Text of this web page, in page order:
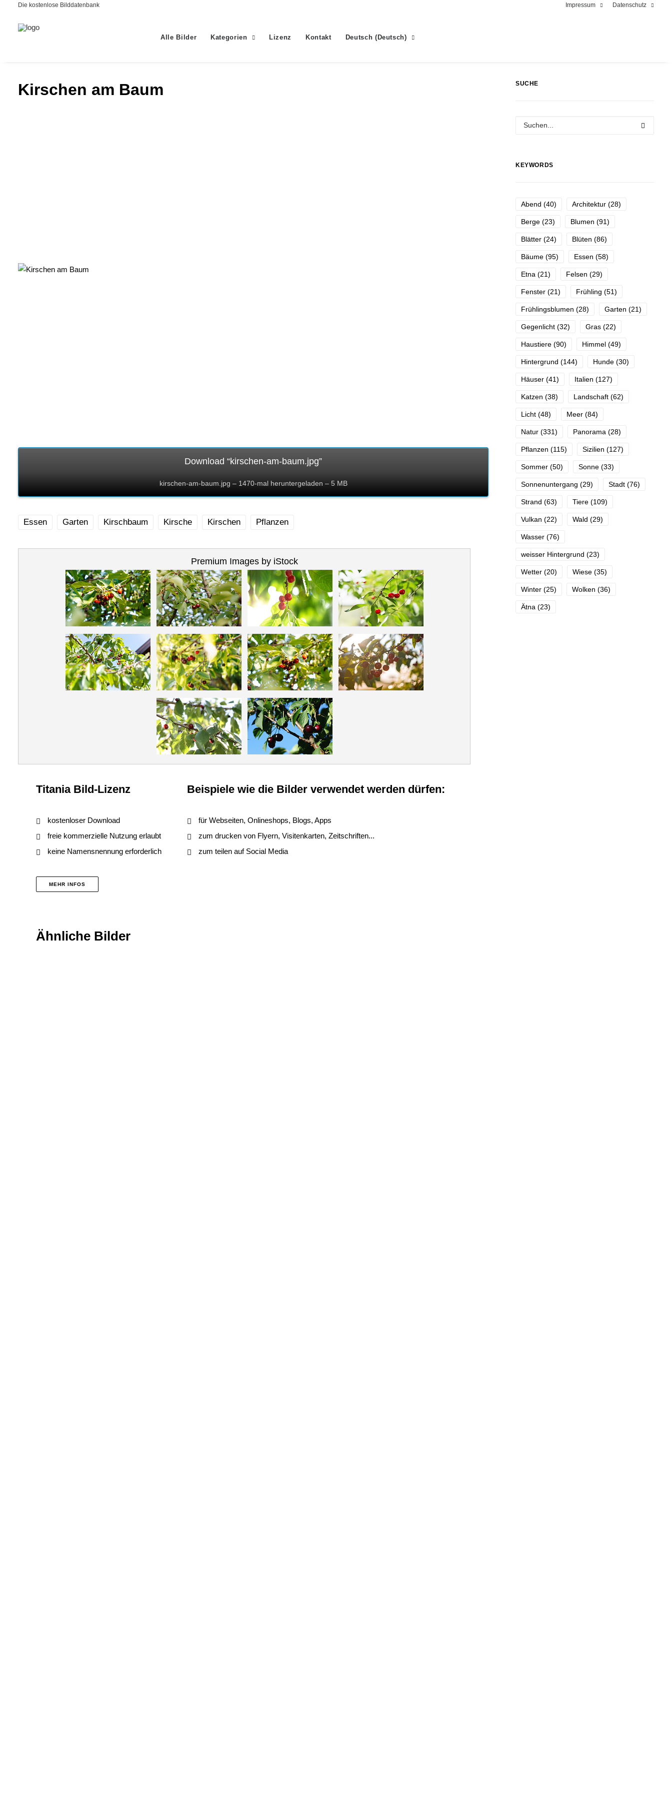
Die kostenlose Bilddatenbank Impressum Datenschutz
Alle Bilder Kategorien Lizenz Kontakt Deutsch (Deutsch)
Kirschen am Baum
Download “kirschen-am-baum.jpg”
kirschen-am-baum.jpg – 1470-mal heruntergeladen – 5 MB
Essen Garten Kirschbaum Kirsche Kirschen Pflanzen
Premium Images by iStock
Titania Bild-Lizenz
kostenloser Download
freie kommerzielle Nutzung erlaubt
keine Namensnennung erforderlich
MEHR INFOS
Beispiele wie die Bilder verwendet werden dürfen:
für Webseiten, Onlineshops, Blogs, Apps
zum drucken von Flyern, Visitenkarten, Zeitschriften...
zum teilen auf Social Media
Ähnliche Bilder
SUCHE
KEYWORDS
Abend (40) Architektur (28)
Berge (23) Blumen (91)
Blätter (24) Blüten (86)
Bäume (95) Essen (58)
Etna (21) Felsen (29)
Fenster (21) Frühling (51)
Frühlingsblumen (28) Garten (21)
Gegenlicht (32) Gras (22)
Haustiere (90) Himmel (49)
Hintergrund (144) Hunde (30)
Häuser (41) Italien (127)
Katzen (38) Landschaft (62)
Licht (48) Meer (84)
Natur (331) Panorama (28)
Pflanzen (115) Sizilien (127)
Sommer (50) Sonne (33)
Sonnenuntergang (29) Stadt (76)
Strand (63) Tiere (109)
Vulkan (22) Wald (29)
Wasser (76)
weisser Hintergrund (23)
Wetter (20) Wiese (35)
Winter (25) Wolken (36)
Ätna (23)